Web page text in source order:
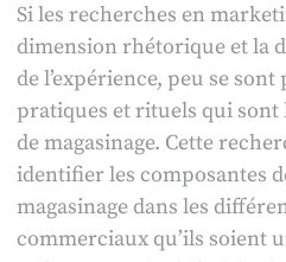
Si les recherches en
dimension rhétorique et la
de l’expérience, peu se
pratiques et rituels qui sont
de magasinage. Cette
identifier les composantes
magasinage dans les
commerciaux qu’ils soient